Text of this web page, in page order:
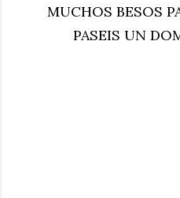
MUCHOS BESOS
PASEIS UN